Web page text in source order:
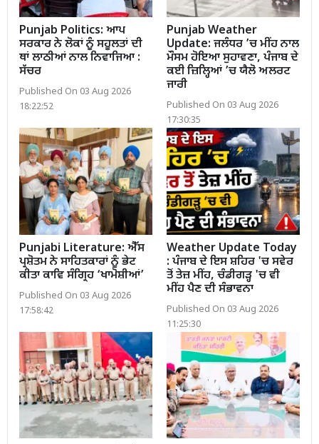
Punjab Politics: ਆਪ
ਸਰਕਾਰ ਨੇ ਲੋਕਾਂ ਨੂੰ ਸਹੂਲਤਾਂ ਦੀ
ਥਾਂ ਲਾਠੀਆਂ ਨਾਲ ਨਿਵਾਜਿਆ :
ਸੱਚਰ
Published On 03 Aug 2026
18:22:52
Punjab Weather
Update: ਜਲੰਧਰ ’ਚ ਮੀਂਹ ਨਾਲ
ਮੌਸਮ ਹੋਇਆ ਸੁਹਾਵਣਾ, ਪੰਜਾਬ ਦੇ
ਕਈ ਜ਼ਿਲ੍ਹਿਆਂ ’ਚ ਯੈਲੋ ਅਲਰਟ
ਜਾਰੀ
Published On 03 Aug 2026
17:30:35
Punjabi Literature: ਐੱਸ
ਪ੍ਰਸ਼ੋਤਮ ਨੇ ਸਾਹਿਤਕਾਰਾਂ ਨੂੰ ਭੇਟ
ਕੀਤਾ ਕਾਵਿ ਸੰਗ੍ਰਿਹ ‘ਖਾਮੋਸ਼ੀਆਂ’
Published On 03 Aug 2026
17:58:42
Weather Update Today
: ਪੰਜਾਬ ਦੇ ਇਸ ਸ਼ਹਿਰ 'ਚ ਸਵੇਰ
ਤੋਂ ਤੇਜ਼ ਮੀਂਹ, ਚੰਡੀਗੜ੍ਹ 'ਚ ਵੀ
ਮੀਂਹ ਪੈਣ ਦੀ ਸੰਭਾਵਨਾ
Published On 03 Aug 2026
11:25:30